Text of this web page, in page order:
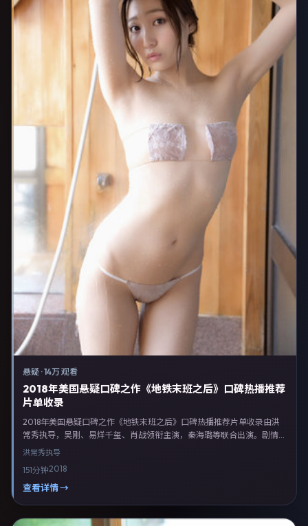
悬疑 ·14万 观看
2018年美国悬疑口碑之作《地铁末班之后》口碑热播推荐
片单收录
2018年美国悬疑口碑之作《地铁末班之后》口碑热播推荐片单收录由洪
常秀执导，吴刚、易烊千玺、肖战领衔主演，秦海璐等联合出演。剧情以
悬疑类型为主线，融合美国本土叙事与人物弧光，适合检索「悬疑电影
国多城路演与线上观影同步开启。影片在节奏、摄影与配乐上强调沉浸体
验，可作为片单推荐、影评长文与专题策划的引用素材。
洪常秀执导
151分钟2018
查看详情 →